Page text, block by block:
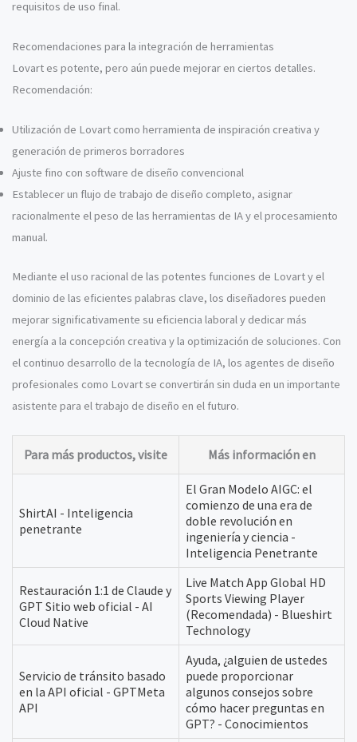
requisitos de uso final.
Recomendaciones para la integración de herramientas
Lovart es potente, pero aún puede mejorar en ciertos detalles.
Recomendación:
Utilización de Lovart como herramienta de inspiración creativa y
generación de primeros borradores
Ajuste fino con software de diseño convencional
Establecer un flujo de trabajo de diseño completo, asignar
racionalmente el peso de las herramientas de IA y el procesamiento
manual.
Mediante el uso racional de las potentes funciones de Lovart y el
dominio de las eficientes palabras clave, los diseñadores pueden
mejorar significativamente su eficiencia laboral y dedicar más
energía a la concepción creativa y la optimización de soluciones. Con
el continuo desarrollo de la tecnología de IA, los agentes de diseño
profesionales como Lovart se convertirán sin duda en un importante
asistente para el trabajo de diseño en el futuro.
Para más productos, visite Más información en
ShirtAI - Inteligencia
penetrante
El Gran Modelo AIGC: el
comienzo de una era de
doble revolución en
ingeniería y ciencia -
Inteligencia Penetrante
Restauración 1:1 de Claude y
GPT Sitio web oficial - AI
Cloud Native
Live Match App Global HD
Sports Viewing Player
(Recomendada) - Blueshirt
Technology
Servicio de tránsito basado
en la API oficial - GPTMeta
API
Ayuda, ¿alguien de ustedes
puede proporcionar
algunos consejos sobre
cómo hacer preguntas en
GPT? - Conocimientos